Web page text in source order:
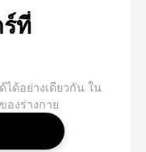
ที่
ด้อย่างเดียวกัน ใน
งร่างกาย